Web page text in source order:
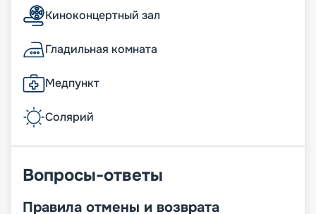
Киноконцертный зал
Гладильная комната
Медпункт
Солярий
Вопросы-ответы
Правила отмены и возврата